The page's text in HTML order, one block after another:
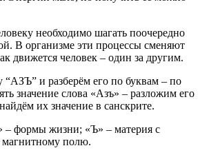
необходимо шагать поочередно
В организме эти процессы сменяют
движется человек – один за другим.
“АЗЪ” и разберём его по буквам – по
значение слова «Азъ» – разложим его
их значение в санскрите.
– формы жизни; «Ъ» – материя с
полю.